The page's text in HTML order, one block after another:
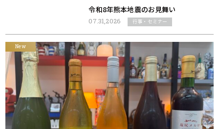
令和8年熊本地震のお見舞い
07.31,2026 行事・セミナー
New